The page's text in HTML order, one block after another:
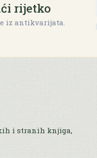
rijetko
iz antikvarijata.
i stranih knjiga,